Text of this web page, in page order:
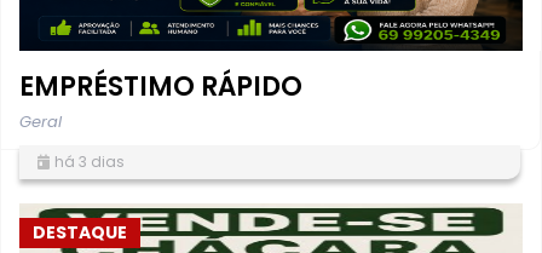
EMPRÉSTIMO RÁPIDO
Geral
há 3 dias
DESTAQUE